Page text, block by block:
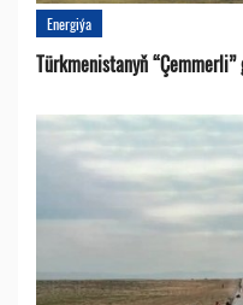
Energiýa
Türkmenistanyň